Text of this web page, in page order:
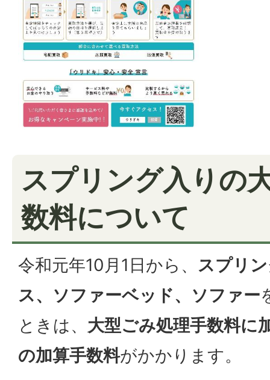
スプリング入りの
数料について
令和元年10月1日から、 スプリ
ス、ソファーベッド、ソファー
ときは、 大型ごみ処理手数料に
の加算手数料がかかります。